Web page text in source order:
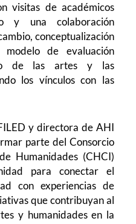
visitas de académicos
y una colaboración
conceptualización
de evaluación
de las artes y las
los vínculos con las
y directora de AHI
parte del Consorcio
Humanidades (CHCI)
para conectar el
con experiencias de
que contribuyan al
y humanidades en la